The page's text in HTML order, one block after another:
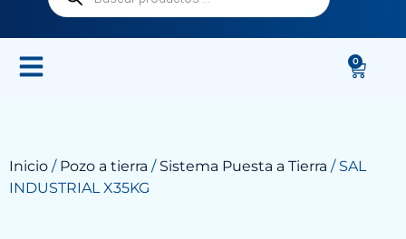
0
Inicio / Pozo a tierra / Sistema Puesta a Tierra / SAL
INDUSTRIAL X35KG